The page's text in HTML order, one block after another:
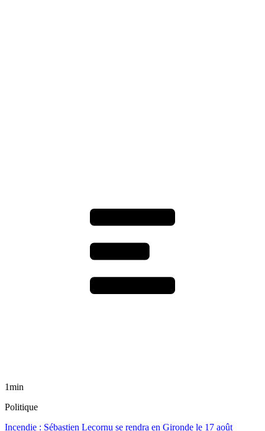
1min
Politique
Incendie : Sébastien Lecornu se rendra en Gironde le 17 août